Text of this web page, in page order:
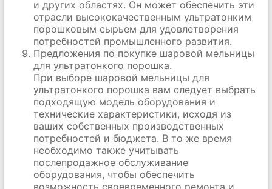
и других областях. Он может обеспечить эти
отрасли высококачественным ультратонким
порошковым сырьем для удовлетворения
потребностей промышленного развития.
Предложения по покупке шаровой мельницы
для ультратонкого порошка.
При выборе шаровой мельницы для
ультратонкого порошка вам следует выбрать
подходящую модель оборудования и
технические характеристики, исходя из
ваших собственных производственных
потребностей и бюджета. В то же время
необходимо также учитывать
послепродажное обслуживание
оборудования, чтобы обеспечить
возможность своевременного ремонта и